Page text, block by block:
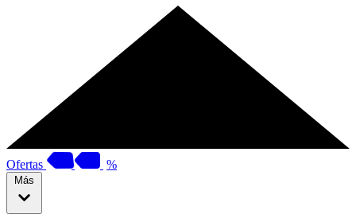
Ofertas %
Más